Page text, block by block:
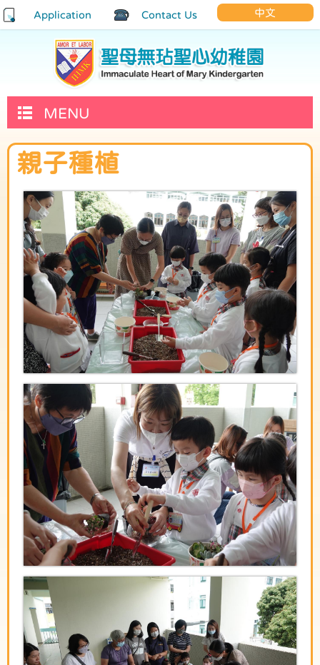
Application Contact Us 中文
MENU
親子種植